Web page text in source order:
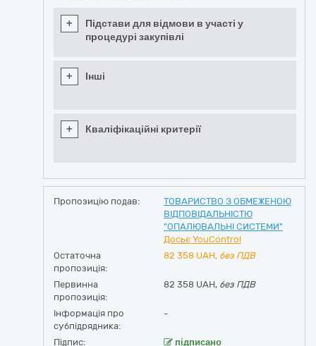
+
Підстави для відмови в участі у
процедурі закупівлі
+ Інші
+ Кваліфікаційні критерії
Пропозицію подав:
ТОВАРИСТВО З ОБМЕЖЕНОЮ
ВІДПОВІДАЛЬНІСТЮ
"ОПАЛЮВАЛЬНІ СИСТЕМИ"
Досьє YouControl
Остаточна
пропозиція:
82 358 UAH, без ПДВ
Первинна
пропозиція:
82 358 UAH, без ПДВ
Інформація про
субпідрядника:
-
Підпис: підписано